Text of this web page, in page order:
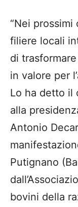
“Nei
filiere locali
di
in valore per
Lo ha detto il
alla
Antonio
Putignano
bovini della